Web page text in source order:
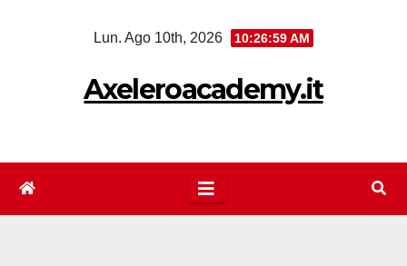
Lun. Ago 10th, 2026 10:26:59 AM
Axeleroacademy.it